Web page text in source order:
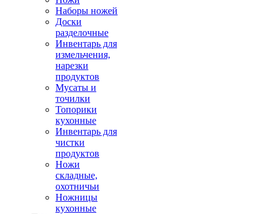
Наборы ножей
Доски
разделочные
Инвентарь для
измельчения,
нарезки
продуктов
Мусаты и
точилки
Топорики
кухонные
Инвентарь для
чистки
продуктов
Ножи
складные,
охотничьи
Ножницы
кухонные